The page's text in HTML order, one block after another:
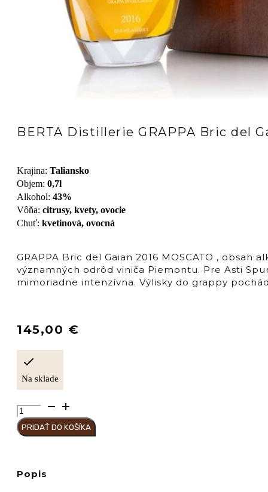
BERTA Distillerie GRAPPA Bric del
Krajina: Taliansko
Objem: 0,7l
Alkohol: 43%
Vôňa: citrusy, kvety, ovocie
Chuť: kvetinová, ovocná
GRAPPA Bric del Gaian 2016 MOSCATO ,
významných odrôd viniča Piemontu. Pre Asti
mimoriadne intenzívna. Výlisky do grappy
145,00 €
Na sklade
množstvo
BERTA
Distillerie
Gaian
PRIDAŤ DO KOŠÍKA
Popis